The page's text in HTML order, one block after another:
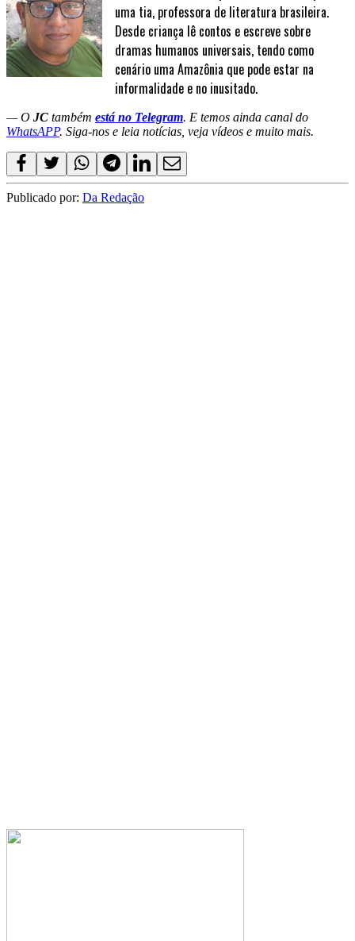
uma tia, professora de literatura brasileira.
Desde criança lê contos e escreve sobre
dramas humanos universais, tendo como
cenário uma Amazônia que pode estar na
informalidade e no inusitado.
— O JC também está no Telegram. E temos ainda canal do
WhatsAPP. Siga-nos e leia notícias, veja vídeos e muito mais.
Publicado por: Da Redação